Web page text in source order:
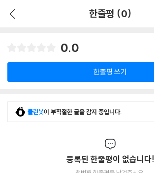
한줄평 (0)
0.0
한줄평 쓰기
클린봇이 부적절한 글을 감지 중입니다.
등록된 한줄평이 없습니다!